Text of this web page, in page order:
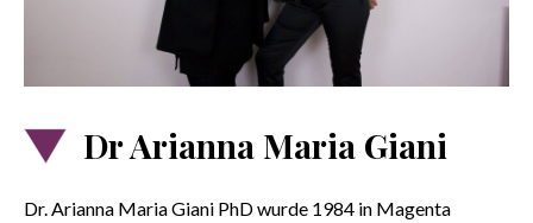
Dr Arianna Maria Giani
Dr. Arianna Maria Giani PhD wurde 1984 in Magenta